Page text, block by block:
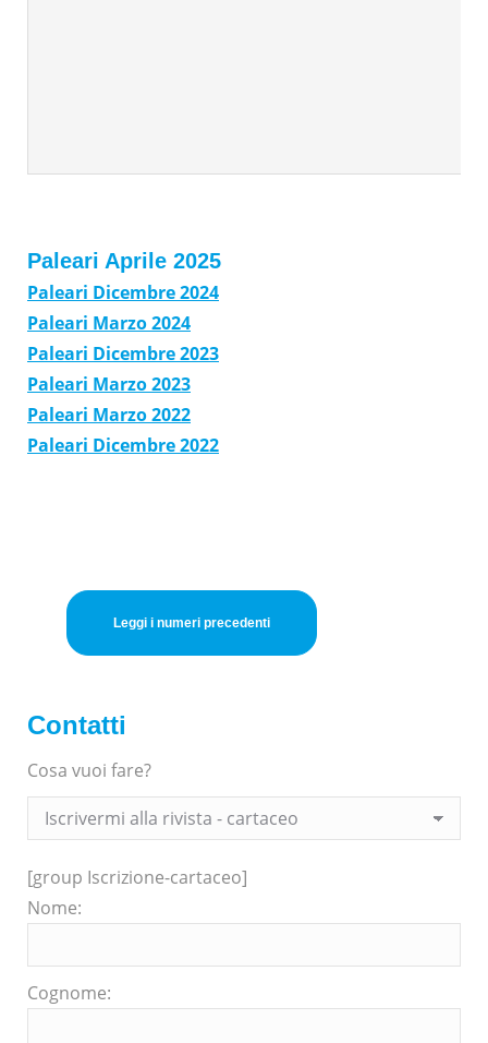
Paleari Aprile 2025
Paleari Dicembre 2024
Paleari Marzo 2024
Paleari Dicembre 2023
Paleari Marzo 2023
Paleari Marzo 2022
Paleari Dicembre 2022
Leggi i numeri precedenti
Contatti
Cosa vuoi fare?
[group Iscrizione-cartaceo]
Nome:
Cognome: